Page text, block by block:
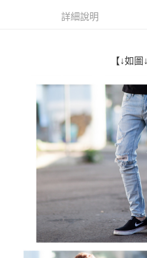
AFTEE先享後付是「在收到商品之後才付
３．安心：先確認商品／服務後，再付款。
【「AFTEE先享後付」結帳流程】
１．於結帳方式選擇「AFTEE先享後付」
結帳頁面，進行簡訊認證並確認金額後，
２．訂單成立數日內，您將收到繳費通知
３．收到繳費通知簡訊後14天內，點擊此
ATM／網路銀行／等多元方式進行付款，
※ 請注意：結帳手續完成當下不需立刻繳
購買商品的店家。未經商家同意取消之訂
後付繳納相關費用。
※ 交易是否成功請以「AFTEE先享後付
是否繳費成功／繳費後需取消欲退款等相
客戶支援中心」
https://
【注意事項】
１．透過由恩沛科技股份有限公司提供之
易，需依本服務之必要範圍內提供個人資
權轉讓予恩沛科技股份有限公司。
先付款後全家取貨
每筆NT$80，滿NT$1,800(含以上)免
7-11付款取貨
每筆NT$80，滿NT$1,800(含以上)免
每筆NT$80，滿NT$1,800(含以上)免
每筆NT$120，滿NT$3,000(含以上)
詳細說明
【↓如圖↓